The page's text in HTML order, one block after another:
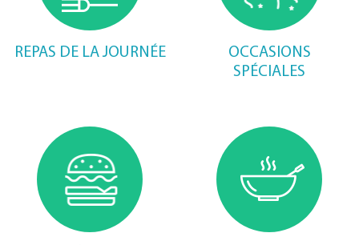
REPAS DE LA JOURNÉE
OCCASIONS
SPÉCIALES